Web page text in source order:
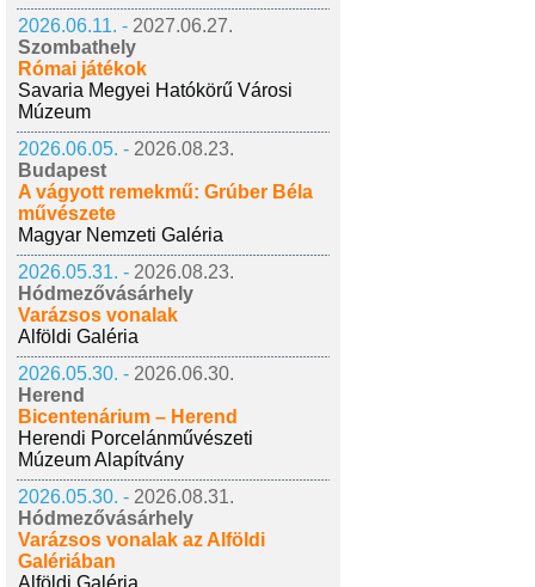
2026.06.11. - 2027.06.27.
Szombathely
Római játékok
Savaria Megyei Hatókörű Városi
Múzeum
2026.06.05. - 2026.08.23.
Budapest
A vágyott remekmű: Grúber Béla
művészete
Magyar Nemzeti Galéria
2026.05.31. - 2026.08.23.
Hódmezővásárhely
Varázsos vonalak
Alföldi Galéria
2026.05.30. - 2026.06.30.
Herend
Bicentenárium – Herend
Herendi Porcelánművészeti
Múzeum Alapítvány
2026.05.30. - 2026.08.31.
Hódmezővásárhely
Varázsos vonalak az Alföldi
Galériában
Alföldi Galéria